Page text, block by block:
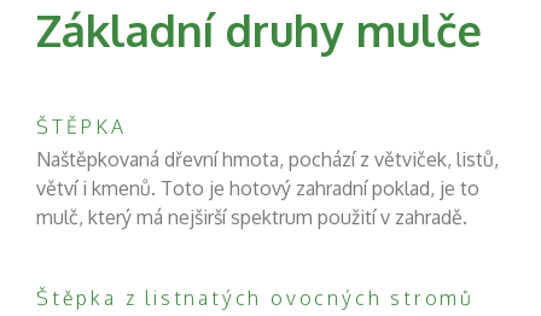
Základní druhy mulče
ŠTĚPKA
Naštěpkovaná dřevní hmota, pochází z větviček, listů,
větví i kmenů. Toto je hotový zahradní poklad, je to
mulč, který má nejširší spektrum použití v zahradě.
Štěpka z listnatých ovocných stromů